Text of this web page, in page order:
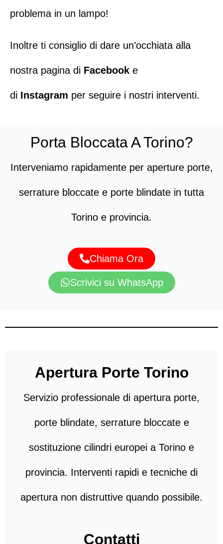
problema in un lampo!
Inoltre ti consiglio di dare un’occhiata alla
nostra pagina di Facebook e
di Instagram per seguire i nostri interventi.
Porta Bloccata A Torino?
Interveniamo rapidamente per aperture porte,
serrature bloccate e porte blindate in tutta
Torino e provincia.
Chiama Ora
Scrivici su WhatsApp
Apertura Porte Torino
Servizio professionale di apertura porte,
porte blindate, serrature bloccate e
sostituzione cilindri europei a Torino e
provincia. Interventi rapidi e tecniche di
apertura non distruttive quando possibile.
Contatti